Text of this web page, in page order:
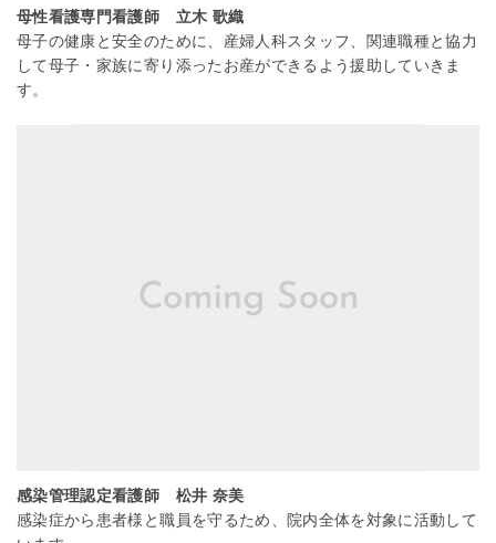
母性看護専門看護師 立木 歌織
母子の健康と安全のために、産婦人科スタッフ、関連職種と協力
して母子・家族に寄り添ったお産ができるよう援助していきま
す。
感染管理認定看護師 松井 奈美
感染症から患者様と職員を守るため、院内全体を対象に活動して